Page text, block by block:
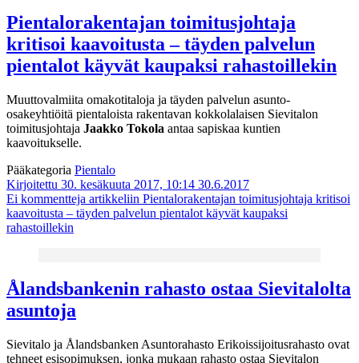
Pientalorakentajan toimitusjohtaja
kritisoi kaavoitusta ­– täyden palvelun
pientalot käyvät kaupaksi rahastoillekin
Muuttovalmiita omakotitaloja ja täyden palvelun asunto-
osakeyhtiöitä pientaloista rakentavan kokkolalaisen Sievitalon
toimitusjohtaja Jaakko Tokola antaa sapiskaa kuntien
kaavoitukselle.
Pääkategoria Pientalo
Kirjoitettu 30. kesäkuuta 2017, 10:14 30.6.2017
Ei kommentteja artikkeliin Pientalorakentajan toimitusjohtaja kritisoi
kaavoitusta ­– täyden palvelun pientalot käyvät kaupaksi
rahastoillekin
Ålandsbankenin rahasto ostaa Sievitalolta
asuntoja
Sievitalo ja Ålandsbanken Asuntorahasto Erikoissijoitusrahasto ovat
tehneet esisopimuksen, jonka mukaan rahasto ostaa Sievitalon